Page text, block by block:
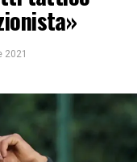
2021